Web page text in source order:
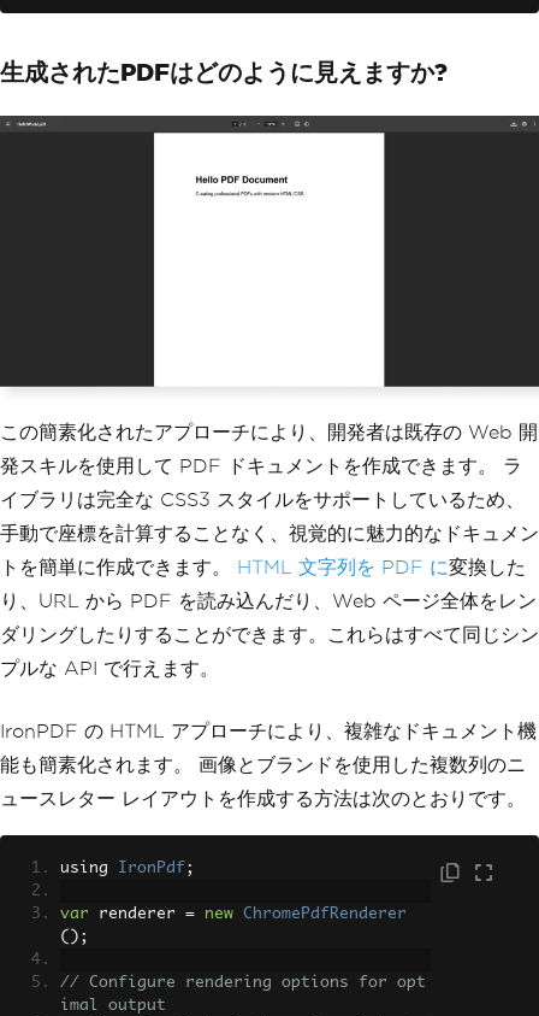
生成されたPDFはどのように見えますか?
この簡素化されたアプローチにより、開発者は既存の Web 開
発スキルを使用して PDF ドキュメントを作成できます。 ラ
イブラリは完全な CSS3 スタイルをサポートしているため、
手動で座標を計算することなく、視覚的に魅力的なドキュメン
トを簡単に作成できます。 HTML 文字列を PDF に変換した
り、URL から PDF を読み込んだり、Web ページ全体をレン
ダリングしたりすることができます。これらはすべて同じシン
プルな API で行えます。
IronPDF の HTML アプローチにより、複雑なドキュメント機
能も簡素化されます。 画像とブランドを使用した複数列のニ
ュースレター レイアウトを作成する方法は次のとおりです。
using IronPdf ;
var renderer = new
ChromePdfRenderer
();
// Configure rendering options for opt
imal output